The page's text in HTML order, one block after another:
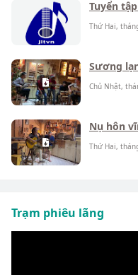
Tuyển
Thứ Hai,
Sương
Chủ Nhật,
Nụ hôn
Thứ Hai,
Trạm phiêu lãng